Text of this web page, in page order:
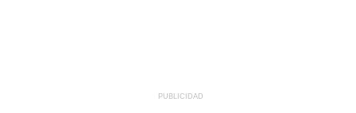
PUBLICIDAD